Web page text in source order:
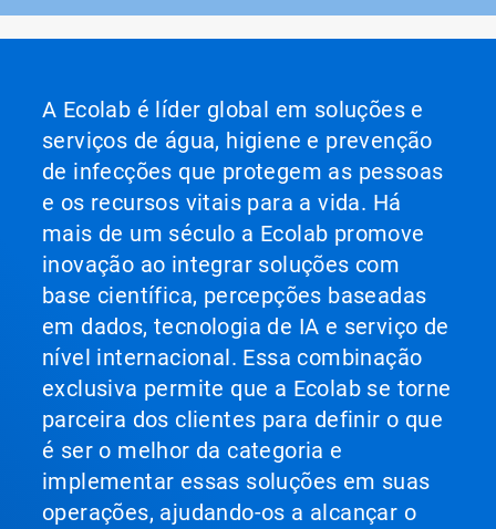
A Ecolab é líder global em soluções e
serviços de água, higiene e prevenção
de infecções que protegem as pessoas
e os recursos vitais para a vida. Há
mais de um século a Ecolab promove
inovação ao integrar soluções com
base científica, percepções baseadas
em dados, tecnologia de IA e serviço de
nível internacional. Essa combinação
exclusiva permite que a Ecolab se torne
parceira dos clientes para definir o que
é ser o melhor da categoria e
implementar essas soluções em suas
operações, ajudando-os a alcançar o